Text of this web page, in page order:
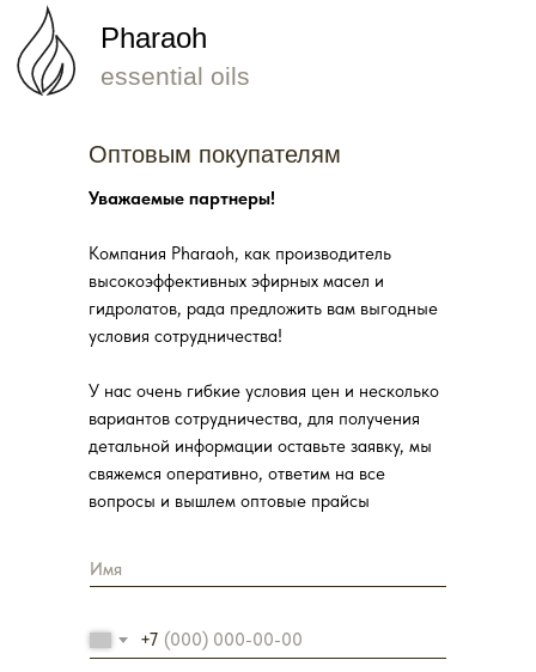
Pharaoh
essential oils
Оптовым покупателям
Уважаемые партнеры!
Компания Pharaoh, как производитель
высокоэффективных эфирных масел и
гидролатов, рада предложить вам выгодные
условия сотрудничества!
У нас очень гибкие условия цен и несколько
вариантов сотрудничества, для получения
детальной информации оставьте заявку, мы
свяжемся оперативно, ответим на все
вопросы и вышлем оптовые прайсы
+7